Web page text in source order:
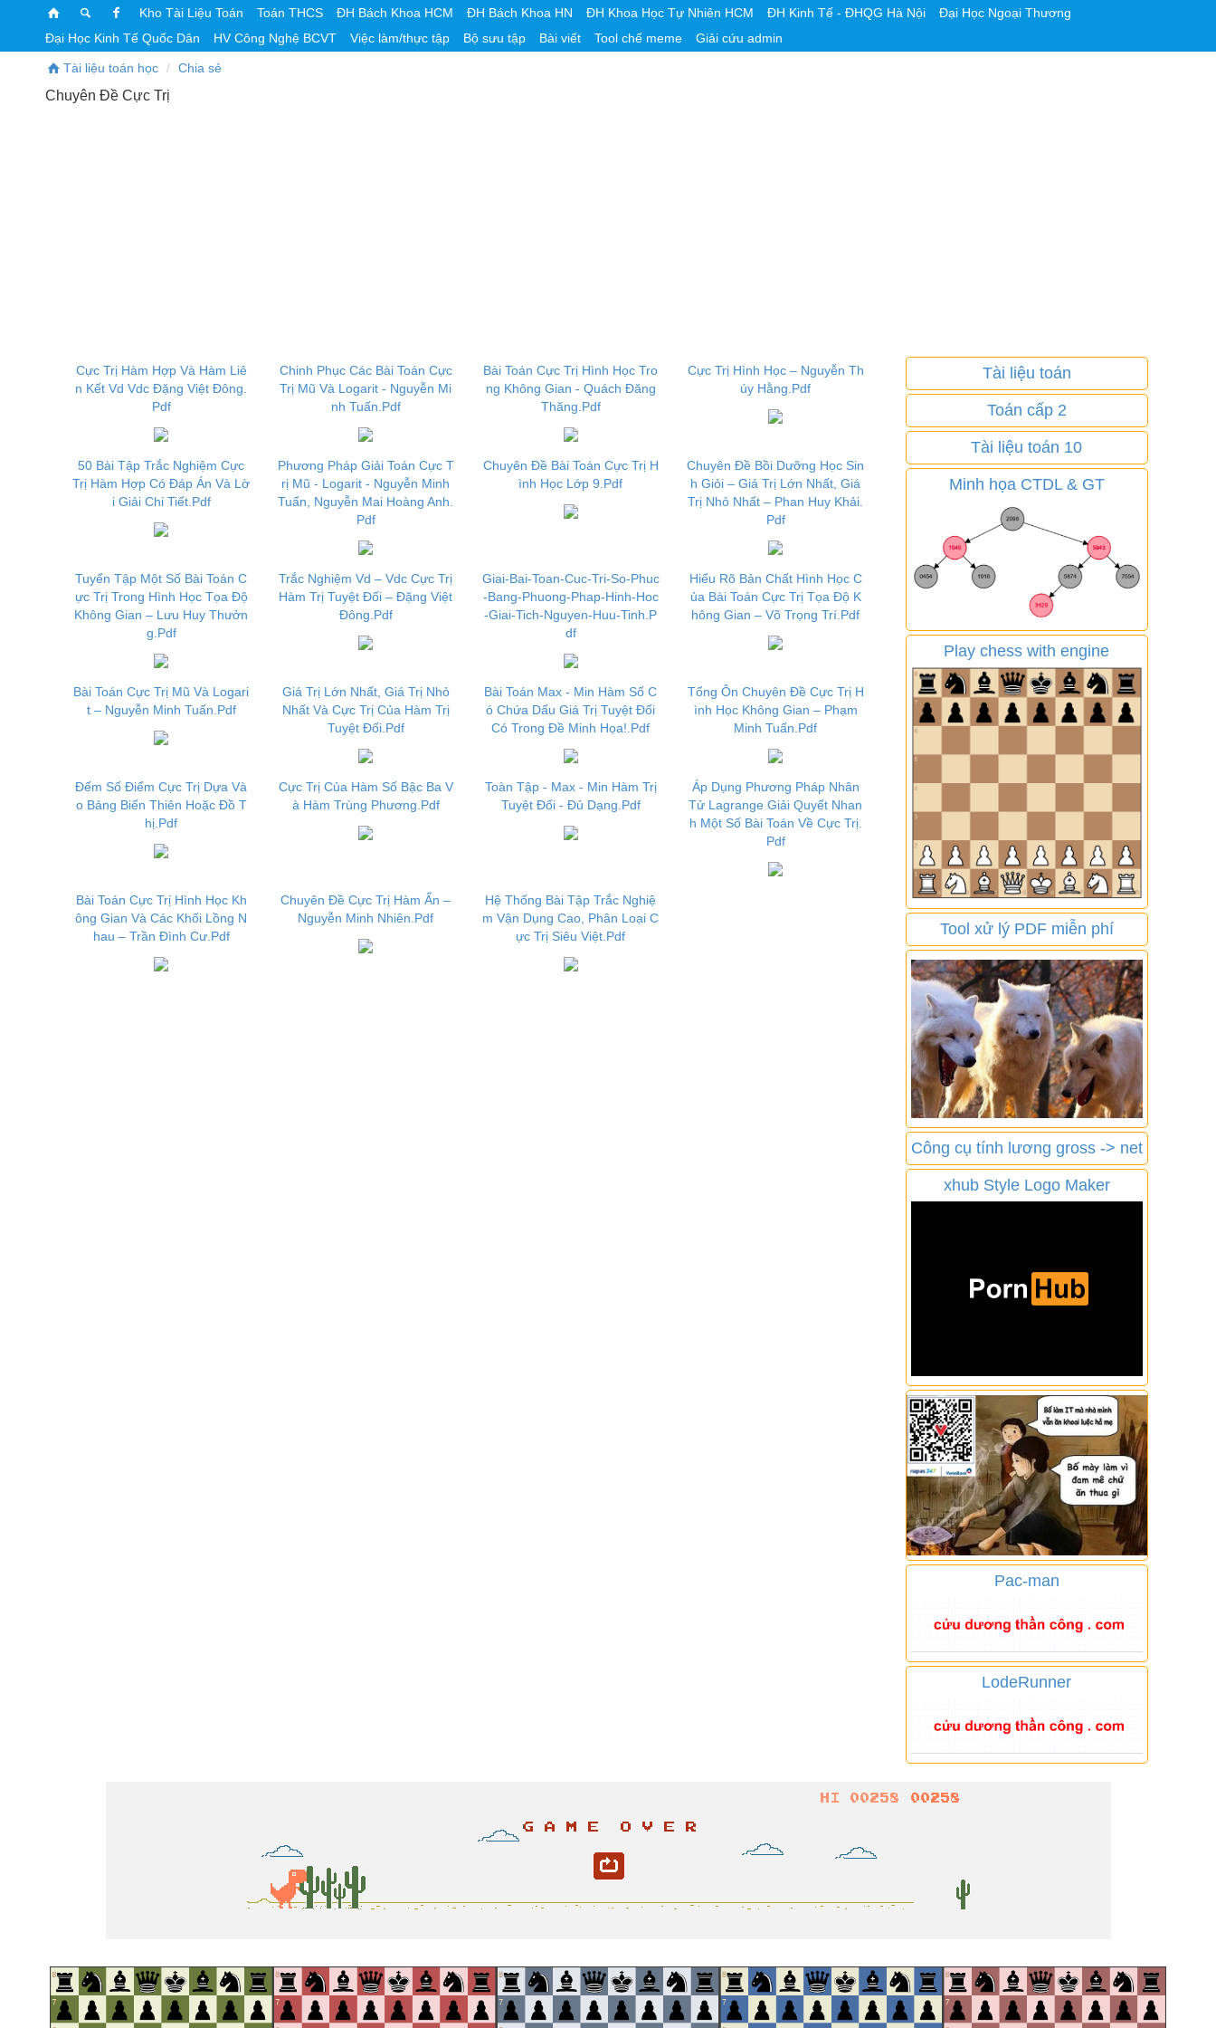
Kho Tài Liệu Toán Toán THCS ĐH Bách Khoa HCM ĐH Bách Khoa HN ĐH Khoa Học Tự Nhiên HCM ĐH Kinh Tế - ĐHQG Hà Nội
Đại Học Ngoại Thương
Đại Học Kinh Tế Quốc Dân
HV Công Nghệ BCVT Việc làm/thực tập Bộ sưu tập Bài viết Tool chế meme Giải cứu admin
Tài liệu toán học Chia sẻ
Chuyên Đề Cực Trị
Cực Trị Hàm Hợp Và Hàm Liê
n Kết Vd Vdc Đặng Việt Đông.
Pdf
Chinh Phục Các Bài Toán Cực
Trị Mũ Và Logarit - Nguyễn Mi
nh Tuấn.Pdf
Bài Toán Cực Trị Hình Học Tro
ng Không Gian - Quách Đăng
Thăng.Pdf
Cực Trị Hình Học – Nguyễn Th
úy Hằng.Pdf
50 Bài Tập Trắc Nghiệm Cực
Trị Hàm Hợp Có Đáp Án Và Lờ
i Giải Chi Tiết.Pdf
Phương Pháp Giải Toán Cực T
rị Mũ - Logarit - Nguyễn Minh
Tuấn, Nguyễn Mai Hoàng Anh.
Pdf
Chuyên Đề Bài Toán Cực Trị H
ình Học Lớp 9.Pdf
Chuyên Đề Bồi Dưỡng Học Sin
h Giỏi – Giá Trị Lớn Nhất, Giá
Trị Nhỏ Nhất – Phan Huy Khải.
Pdf
Tuyển Tập Một Số Bài Toán C
ực Trị Trong Hình Học Tọa Độ
Không Gian – Lưu Huy Thưởn
g.Pdf
Trắc Nghiệm Vd – Vdc Cực Trị
Hàm Trị Tuyệt Đối – Đặng Việt
Đông.Pdf
Giai-Bai-Toan-Cuc-Tri-So-Phuc
-Bang-Phuong-Phap-Hinh-Hoc
-Giai-Tich-Nguyen-Huu-Tinh.P
df
Hiểu Rõ Bản Chất Hình Học C
ủa Bài Toán Cực Trị Tọa Độ K
hông Gian – Võ Trọng Trí.Pdf
Bài Toán Cực Trị Mũ Và Logari
t – Nguyễn Minh Tuấn.Pdf
Giá Trị Lớn Nhất, Giá Trị Nhỏ
Nhất Và Cực Trị Của Hàm Trị
Tuyệt Đối.Pdf
Bài Toán Max - Min Hàm Số C
ó Chứa Dấu Giá Trị Tuyệt Đối
Có Trong Đề Minh Họa!.Pdf
Tổng Ôn Chuyên Đề Cực Trị H
ình Học Không Gian – Phạm
Minh Tuấn.Pdf
Đếm Số Điểm Cực Trị Dựa Và
o Bảng Biến Thiên Hoặc Đồ T
hị.Pdf
Cực Trị Của Hàm Số Bậc Ba V
à Hàm Trùng Phương.Pdf
Toàn Tập - Max - Min Hàm Trị
Tuyệt Đối - Đủ Dạng.Pdf
Áp Dụng Phương Pháp Nhân
Tử Lagrange Giải Quyết Nhan
h Một Số Bài Toán Về Cực Trị.
Pdf
Bài Toán Cực Trị Hình Học Kh
ông Gian Và Các Khối Lồng N
hau – Trần Đình Cư.Pdf
Chuyên Đề Cực Trị Hàm Ẩn –
Nguyễn Minh Nhiên.Pdf
Hệ Thống Bài Tập Trắc Nghiệ
m Vận Dụng Cao, Phân Loại C
ực Trị Siêu Việt.Pdf
Tài liệu toán
Toán cấp 2
Tài liệu toán 10
Minh họa CTDL & GT
Play chess with engine
Tool xử lý PDF miễn phí
Công cụ tính lương gross -> net
xhub Style Logo Maker
Pac-man
LodeRunner